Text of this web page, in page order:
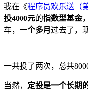
我在《程序员欢乐送（
投4000元的指数型基金
车， 一个多月 过去了，
一共投了两次，总共
当然， 定投是一个长期